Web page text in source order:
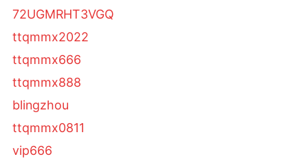
72UGMRHT3VGQ
ttqmmx2022
ttqmmx666
ttqmmx888
blingzhou
ttqmmx0811
vip666